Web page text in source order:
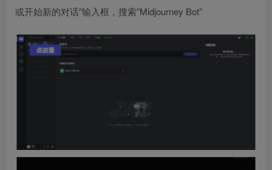
或开始新的对话”输入框，搜索”Midjourney Bot”